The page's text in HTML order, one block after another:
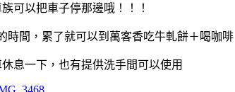
可以把車子停那邊哦！！！
時間，累了就可以到萬客香吃牛軋餅＋喝咖啡
息一下，也有提供洗手間可以使用